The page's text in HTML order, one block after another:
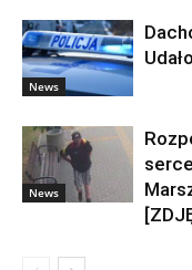
News
News